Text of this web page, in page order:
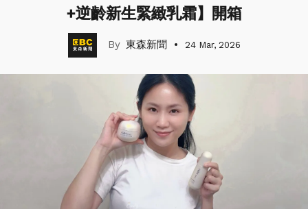
+逆齡新生緊緻乳霜】開箱
東森新聞 24 Mar, 2026